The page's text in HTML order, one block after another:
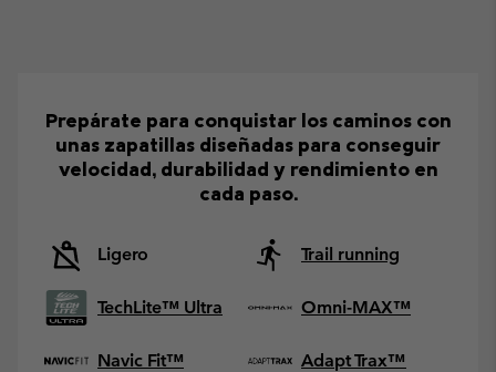
Prepárate para conquistar los caminos con
unas zapatillas diseñadas para conseguir
velocidad, durabilidad y rendimiento en
cada paso.
Ligero Trail running
TechLite™ Ultra Omni-MAX™
Navic Fit™ Adapt Trax™